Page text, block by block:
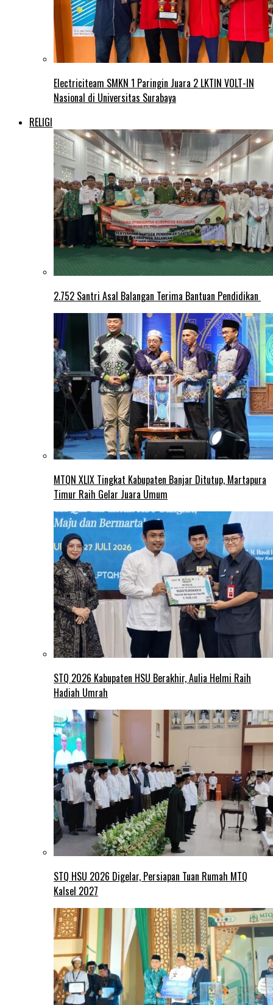
Electriciteam SMKN 1 Paringin Juara 2 LKTIN VOLT-IN
Nasional di Universitas Surabaya
RELIGI
2.752 Santri Asal Balangan Terima Bantuan Pendidikan
MTQN XLIX Tingkat Kabupaten Banjar Ditutup, Martapura
Timur Raih Gelar Juara Umum
STQ 2026 Kabupaten HSU Berakhir, Aulia Helmi Raih
Hadiah Umrah
STQ HSU 2026 Digelar, Persiapan Tuan Rumah MTQ
Kalsel 2027